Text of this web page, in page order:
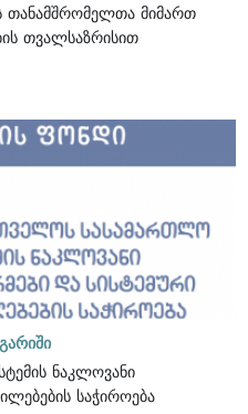
თანამშრომელთა მიმართ
თვალსაზრისით
ნაკლოვანი
საჭიროება